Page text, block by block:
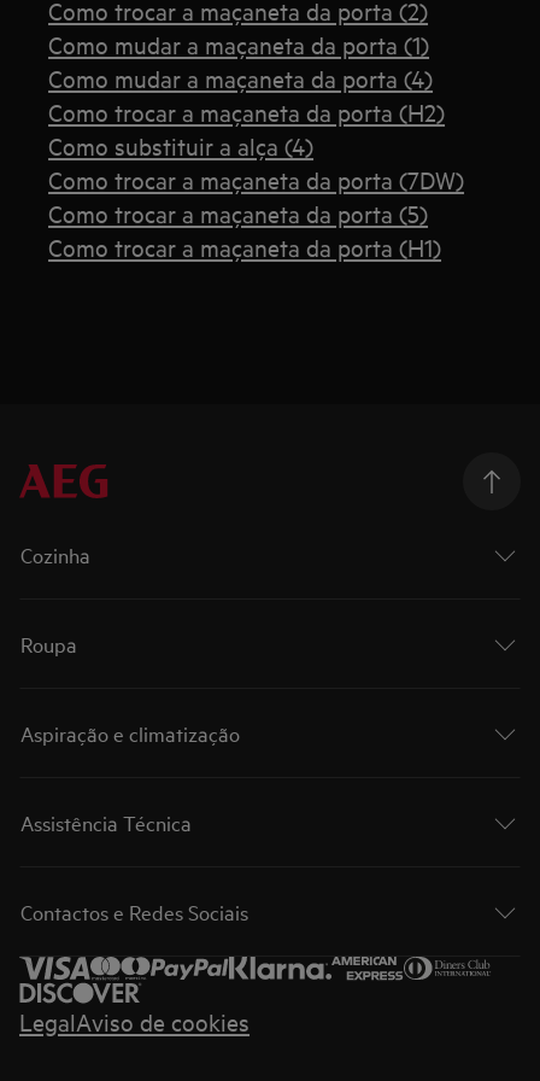
Como trocar a maçaneta da porta (2)
Como mudar a maçaneta da porta (1)
Como mudar a maçaneta da porta (4)
Como trocar a maçaneta da porta (H2)
Como substituir a alça (4)
Como trocar a maçaneta da porta (7DW)
Como trocar a maçaneta da porta (5)
Como trocar a maçaneta da porta (H1)
Cozinha
Roupa
Aspiração e climatização
Assistência Técnica
Contactos e Redes Sociais
LegalAviso de cookies